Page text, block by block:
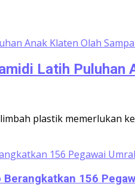
Latih Puluhan
plastik memerlukan
156